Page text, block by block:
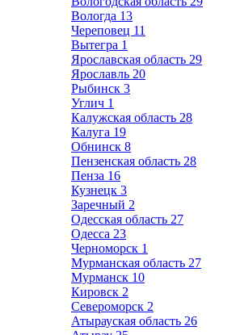
Вологда 13
Череповец 11
Вытегра 1
Ярославская область 29
Ярославль 20
Рыбинск 3
Углич 1
Калужская область 28
Калуга 19
Обнинск 8
Пензенская область 28
Пенза 16
Кузнецк 3
Заречный 2
Одесская область 27
Одесса 23
Черноморск 1
Мурманская область 27
Мурманск 10
Кировск 2
Североморск 2
Атырауская область 26